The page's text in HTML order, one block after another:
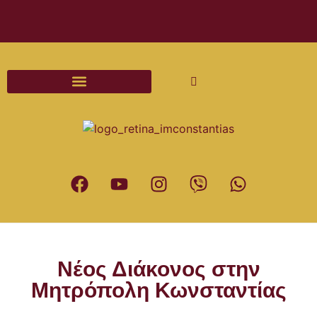
Νέος Διάκονος στην
Μητρόπολη Κωνσταντίας